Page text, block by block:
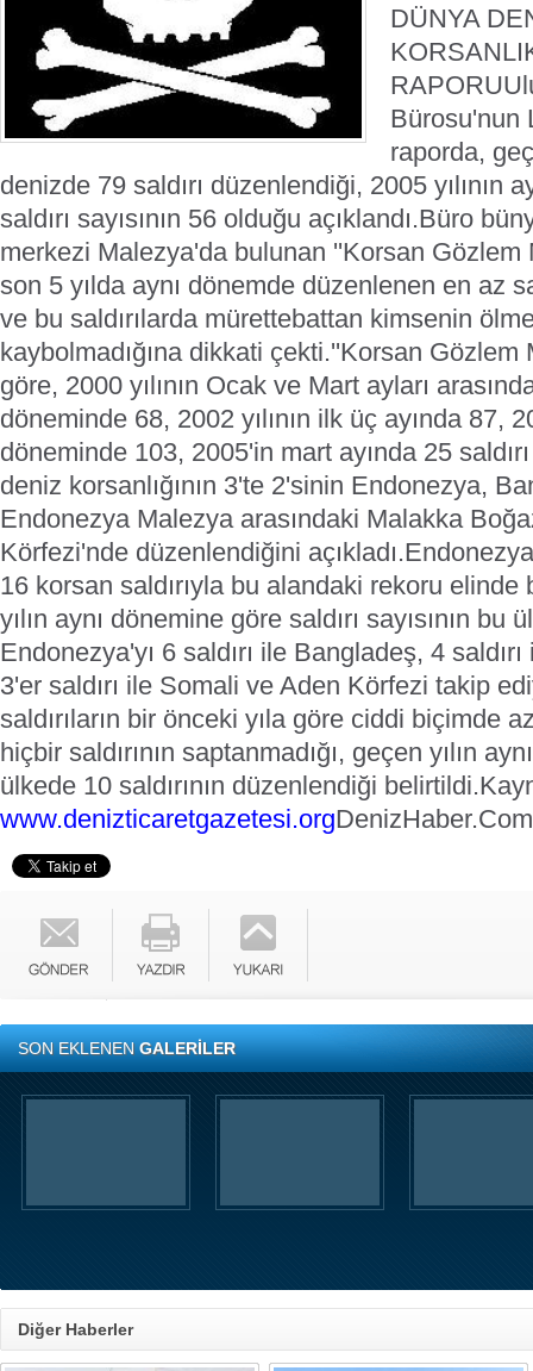
DÜNYA
RAPORU
Bürosu'nun
raporda,
denizde 79 saldırı düzenlendiği, 2005 yılının
saldırı sayısının 56 olduğu açıklandı.Büro
merkezi Malezya'da bulunan ''Korsan Gözlem
son 5 yılda aynı dönemde düzenlenen en az
ve bu saldırılarda mürettebattan kimsenin
kaybolmadığına dikkati çekti.''Korsan Gözlem
göre, 2000 yılının Ocak ve Mart ayları
döneminde 68, 2002 yılının ilk üç ayında 87,
döneminde 103, 2005'in mart ayında 25
deniz korsanlığının 3'te 2'sinin Endonezya,
Endonezya Malezya arasındaki Malakka
Körfezi'nde düzenlendiğini açıkladı.
16 korsan saldırıyla bu alandaki rekoru
yılın aynı dönemine göre saldırı sayısının bu
Endonezya'yı 6 saldırı ile Bangladeş, 4
3'er saldırı ile Somali ve Aden Körfezi takip
saldırıların bir önceki yıla göre ciddi biçimde
hiçbir saldırının saptanmadığı, geçen yılın
ülkede 10 saldırının düzenlendiği belirtildi.
www.denizticaretgazetesi.orgDenizHaber.Com
SON EKLENENGALERİLER
Diğer Haberler